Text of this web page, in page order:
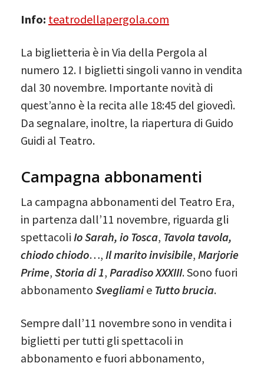
Info: teatrodellapergola.com
La biglietteria è in Via della Pergola al
numero 12. I biglietti singoli vanno in vendita
dal 30 novembre. Importante novità di
quest’anno è la recita alle 18:45 del giovedì.
Da segnalare, inoltre, la riapertura di Guido
Guidi al Teatro.
Campagna abbonamenti
La campagna abbonamenti del Teatro Era,
in partenza dall’11 novembre, riguarda gli
spettacoli Io Sarah, io Tosca, Tavola tavola,
chiodo chiodo…, Il marito invisibile, Marjorie
Prime, Storia di 1, Paradiso XXXIII. Sono fuori
abbonamento Svegliamie Tutto brucia.
Sempre dall’11 novembre sono in vendita i
biglietti per tutti gli spettacoli in
abbonamento e fuori abbonamento,